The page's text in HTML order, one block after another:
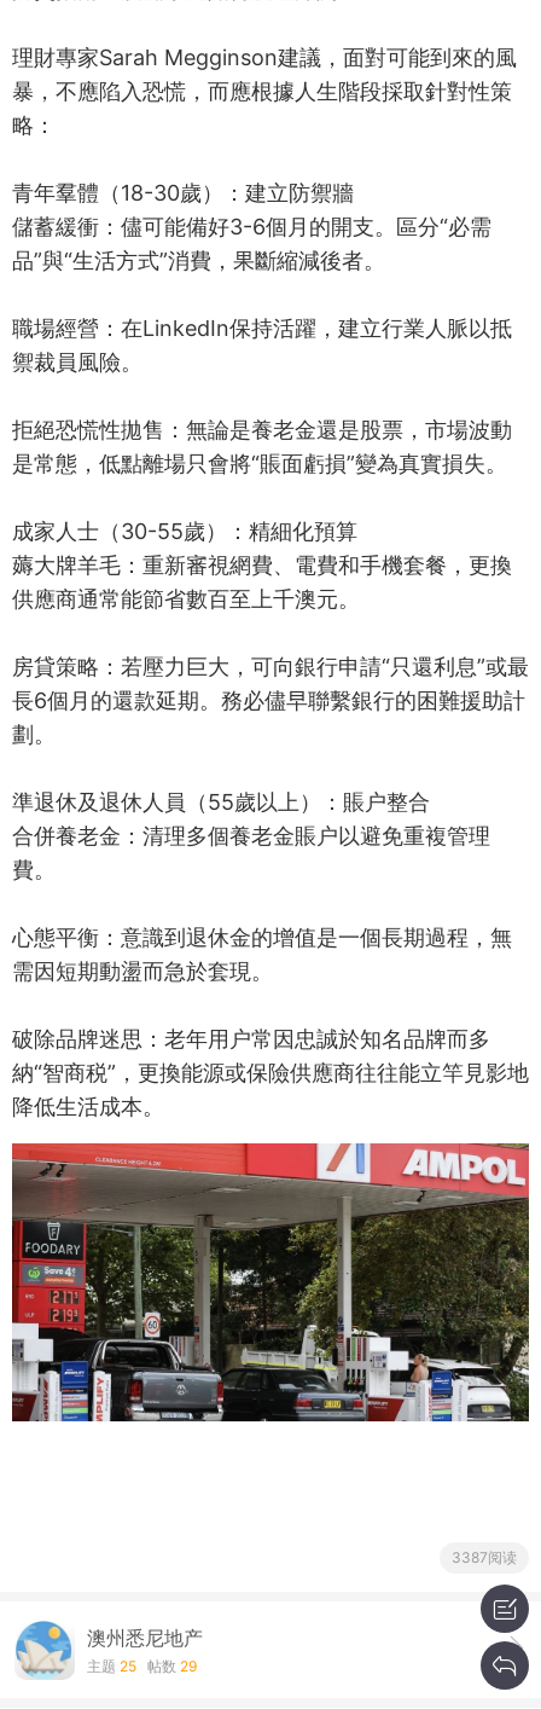
理財專家Sarah Megginson建議，面對可能到來的風
暴，不應陷入恐慌，而應根據人生階段採取針對性策
略：
青年羣體（18-30歲）：建立防禦牆
儲蓄緩衝：儘可能備好3-6個月的開支。區分“必需
品”與“生活方式”消費，果斷縮減後者。
職場經營：在LinkedIn保持活躍，建立行業人脈以抵
禦裁員風險。
拒絕恐慌性拋售：無論是養老金還是股票，市場波動
是常態，低點離場只會將“賬面虧損”變為真實損失。
成家人士（30-55歲）：精細化預算
薅大牌羊毛：重新審視網費、電費和手機套餐，更換
供應商通常能節省數百至上千澳元。
房貸策略：若壓力巨大，可向銀行申請“只還利息”或最
長6個月的還款延期。務必儘早聯繫銀行的困難援助計
劃。
準退休及退休人員（55歲以上）：賬户整合
合併養老金：清理多個養老金賬户以避免重複管理
費。
心態平衡：意識到退休金的增值是一個長期過程，無
需因短期動盪而急於套現。
破除品牌迷思：老年用户常因忠誠於知名品牌而多
納“智商税”，更換能源或保險供應商往往能立竿見影地
降低生活成本。
3387阅读
澳州悉尼地产
主题 25 帖数 29